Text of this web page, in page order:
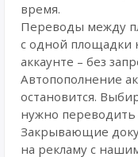
время.
Переводы между
с одной площадки
аккаунте – без
Автопополнение
остановится.
нужно переводить
Закрывающие
на рекламу с